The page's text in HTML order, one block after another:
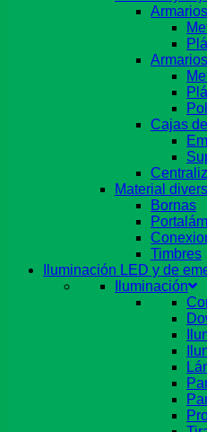
Cajas
Material
Bornas
Timbres
Iluminación LED y de
Iluminación